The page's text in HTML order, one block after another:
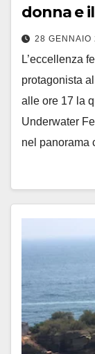
donna e
28 GENNAIO
L’eccellenza
protagonista
alle ore 17 la
Underwater
nel panorama